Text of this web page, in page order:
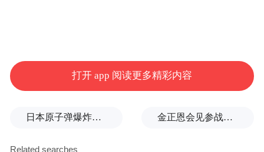
打开 app 阅读更多精彩内容
日本原子弹爆炸亲历者警告高市：想通过战争成为大国，这种想法本身就是错误的 金正恩会见参战老兵和战时立功者